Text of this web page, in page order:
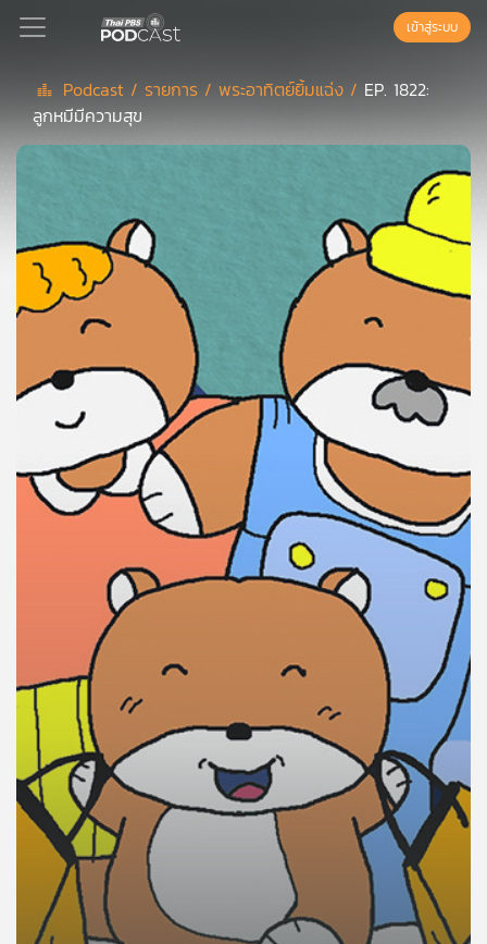
Podcast
ลิ
สต์
แนะนำ
เพล
ย์
ของ
คุณ
และ
กิจกรรม
เข้าสู่ระบบ
Podcast / รายการ /พระอาทิตย์ยิ้มแฉ่ง / EP. 1822:
ลูกหมีมีความสุข